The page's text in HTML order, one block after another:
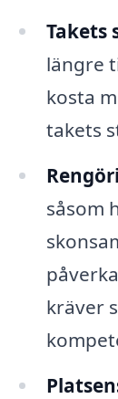
Takets
längre
kosta
takets
såsom
kräver